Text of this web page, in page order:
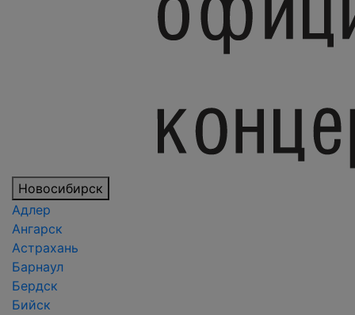
Новосибирск
Адлер
Ангарск
Астрахань
Барнаул
Бердск
Бийск